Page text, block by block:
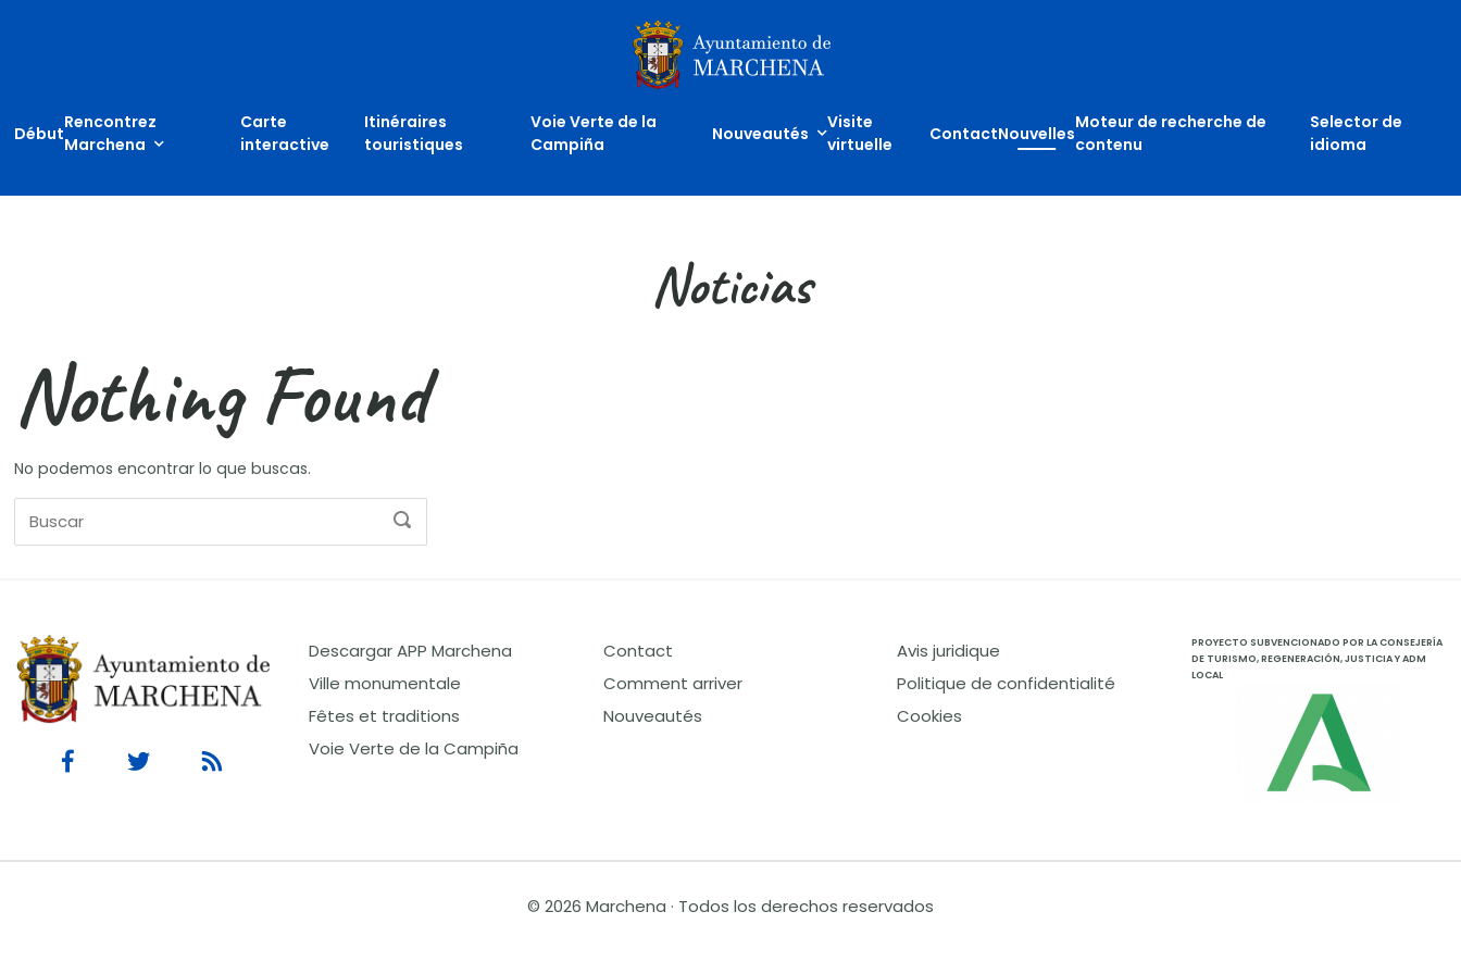
Inicio
Début
Rencontrez
Marchena
Carte
interactive
Itinéraires
touristiques
Voie Verte de la
Campiña
Nouveautés
Visite
virtuelle
ContactNouvelles
Moteur de recherche de
contenu
Selector de
idioma
Noticias
Nothing Found
No podemos encontrar lo que buscas.
en:
BUSCAR
Descargar APP Marchena
Ville monumentale
Fêtes et traditions
Voie Verte de la Campiña
Contact
Comment arriver
Nouveautés
Avis juridique
Politique de confidentialité
Cookies
PROYECTO SUBVENCIONADO POR LA CONSEJERÍA
DE TURISMO, REGENERACIÓN, JUSTICIA Y ADM
LOCAL
© 2026 Marchena · Todos los derechos reservados